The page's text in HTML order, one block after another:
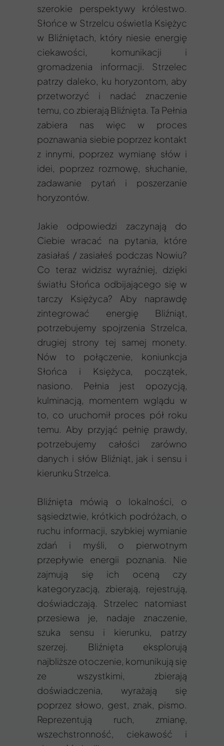
szerokie perspektywy królestwo.
Słońce w Strzelcu oświetla Księżyc
w Bliźniętach, który niesie energię
ciekawości, komunikacji i
gromadzenia informacji. Strzelec
patrzy daleko, ku horyzontom, aby
przetworzyć i nadać znaczenie
temu, co zbierają Bliźnięta. Ta Pełnia
zabiera nas więc w proces
poznawania siebie poprzez kontakt
z innymi, poprzez wymianę słów i
idei, poprzez rozmowę, słuchanie,
zadawanie pytań i poszerzanie
horyzontów.
Jakie odpowiedzi zaczynają do
Ciebie wracać na pytania, które
zasiałaś / zasiałeś podczas Nowiu?
Co teraz widzisz wyraźniej, dzięki
światłu Słońca odbijającego się w
tarczy Księżyca? Aby naprawdę
zintegrować energię Bliźniąt,
potrzebujemy spojrzenia Strzelca,
drugiej strony tej samej monety.
Nów to połączenie, koniunkcja
Słońca i Księżyca, początek,
nasiono. Pełnia jest opozycją,
kulminacją, momentem wglądu w
to, co uruchomił proces pół roku
temu. Aby przyjąć pełnię prawdy,
potrzebujemy całości zarówno
danych i słów Bliźniąt, jak i sensu i
kierunku Strzelca.
Bliźnięta mówią o lokalności, o
sąsiedztwie, krótkich podróżach, o
ruchu informacji, szybkiej wymianie
zdań i myśli, o pierwotnym
przepływie energii poznania. Nie
zajmują się ich oceną czy
kategoryzacją, zbierają, rejestrują,
doświadczają. Strzelec natomiast
przesiewa je, nadaje znaczenie,
szuka sensu i kierunku, patrzy
szerzej. Bliźnięta eksplorują
najbliższe otoczenie, komunikują się
ze wszystkimi, zbierają
doświadczenia, wyrażają się
poprzez słowo, gest, znak, pismo.
Reprezentują ruch, zmianę,
wszechstronność, ciekawość i